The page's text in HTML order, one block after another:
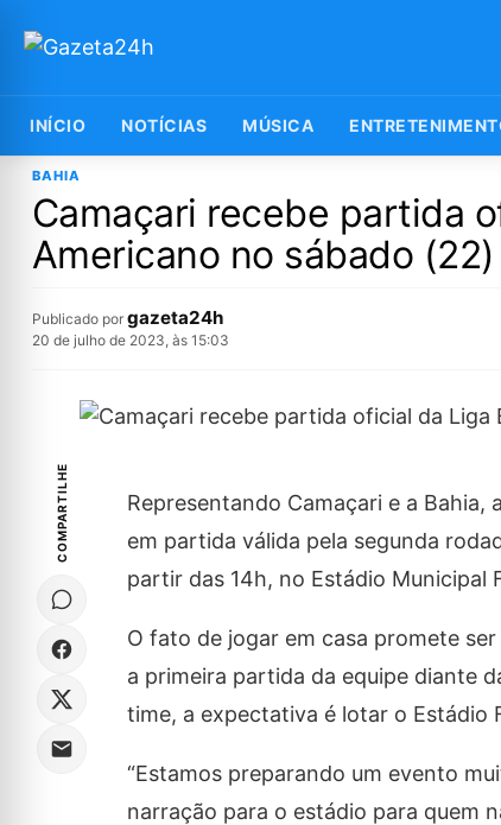
INÍCIO NOTÍCIAS MÚSICA
BAHIA
Camaçari recebe partida
Americano no sábado (22)
Publicado por gazeta24h
20 de julho de 2023, às 15:03
COMPARTILHE
Representando Camaçari e a Bahia,
em partida válida pela segunda
partir das 14h, no Estádio Municipal
O fato de jogar em casa promete
a primeira partida da equipe diante
time, a expectativa é lotar o Estádio
“Estamos preparando um evento
narração para o estádio para quem